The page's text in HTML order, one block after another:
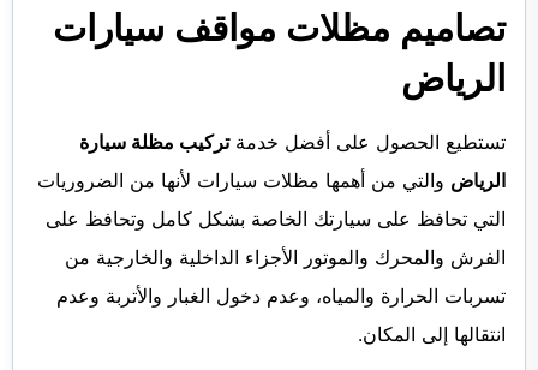
تصاميم مظلات مواقف سيارات
الرياض
تستطيع الحصول على أفضل خدمةتركيب مظلة سيارة
الرياض والتي من أهمها مظلات سيارات لأنها من الضروريات
التي تحافظ على سيارتك الخاصة بشكل كامل وتحافظ على
الفرش والمحرك والموتور الأجزاء الداخلية والخارجية من
تسربات الحرارة والمياه، وعدم دخول الغبار والأتربة وعدم
انتقالها إلى المكان.